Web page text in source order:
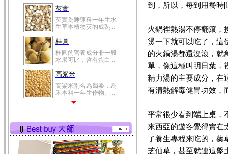
芡實
芡實為睡蓮科一年生水
生草本植物芡的成熟...
桂圓
桂圓的營養成分非一般
水果可比，含有蛋白...
高粱米
高粱米別名為蜀黍，為
禾本科一年生作物。...
有蛋白質、脂肪、磷...
鮪魚
鮪魚肚肉中的不飽和脂
到，所以，每到用餐時
火鍋裡熱湯不停翻滾，
燙一下就可以吃了，這
的火鍋湯都還沒滾，就
單，像這種叫明日葉，
精力湯的主要成分，在
有清熱解毒健胃功效，
平常很少看到端上桌，
來西亞的遊客覺得實在
了養生專程來吃的，藥
芝仙草，甚至就連這盤